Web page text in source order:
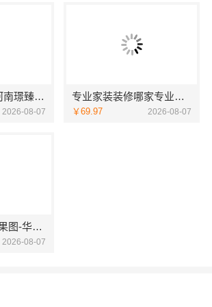
洛阳装饰费用_河南璟臻环保建材有限公司透明报价无隐形消费
2026-08-07
专业家装装修哪家专业？佛山市雅居美家装饰全流程标准化管控
￥69.97 2026-08-07
深圳全屋定制效果图-华居不锈钢
2026-08-07